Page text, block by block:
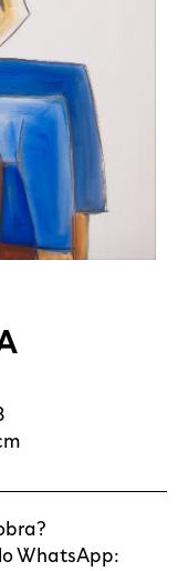
WhatsApp: